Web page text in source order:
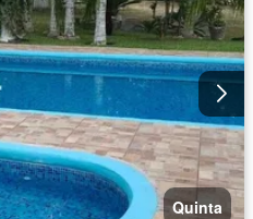
Quinta